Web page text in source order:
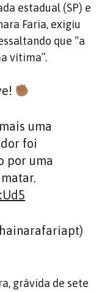
estadual (SP) e
Faria, exigiu
que “a
vítima”.
uma
foi
por uma
grávida de sete